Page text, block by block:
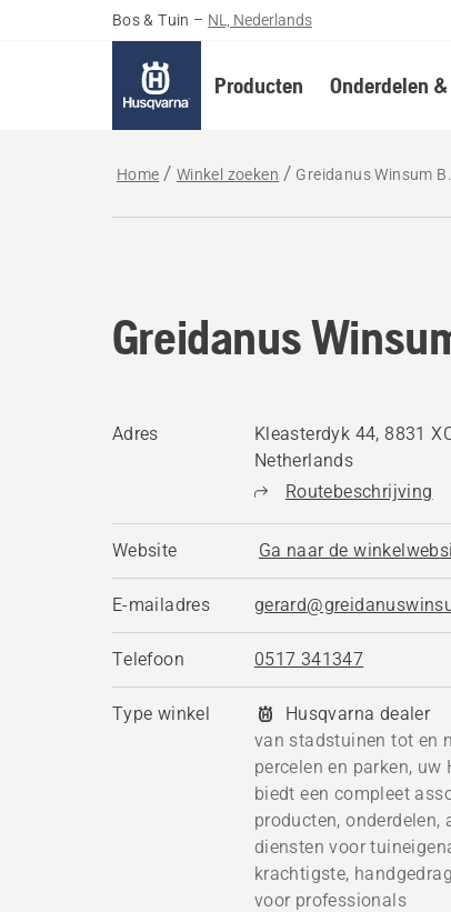
Bos & Tuin – NL, Nederlands
Producten Onderdelen
Home Winkel zoeken Greidanus Winsum
Greidanus
Adres
Kleasterdyk 44, 8831
Netherlands
Routebeschrijving
Website Ga naar de
E-mailadres
Telefoon 0517 341347
Type winkel
Husqvarna dealer
van stadstuinen tot en
percelen en parken, uw
biedt een compleet
producten, onderdelen,
diensten voor
krachtigste,
voor professionals